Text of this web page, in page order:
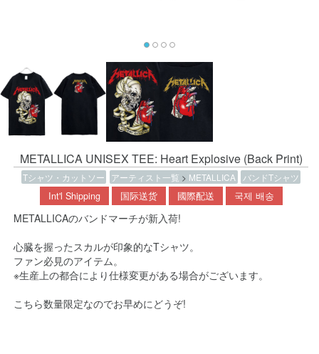
METALLICA UNISEX TEE: Heart Explosive (Back Print)
Tシャツ・カットソー アーティスト一覧 > METALLICA バンドTシャツ
Int'l Shipping 国际送货 國際配送 국제 배송
METALLICAのバンドマーチが新入荷!
心臓を握ったスカルが印象的なTシャツ。
ファン必見のアイテム。
※生産上の都合により仕様変更がある場合がございます。
こちら数量限定なのでお早めにどうぞ!